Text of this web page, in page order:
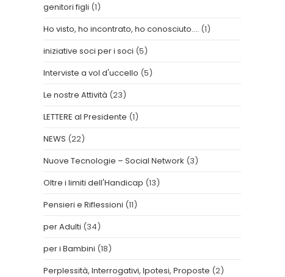
genitori figli (1)
Ho visto, ho incontrato, ho conosciuto…. (1)
iniziative soci per i soci (5)
Interviste a vol d'uccello (5)
Le nostre Attività (23)
LETTERE al Presidente (1)
NEWS (22)
Nuove Tecnologie – Social Network (3)
Oltre i limiti dell'Handicap (13)
Pensieri e Riflessioni (11)
per Adulti (34)
per i Bambini (18)
Perplessità, Interrogativi, Ipotesi, Proposte (2)